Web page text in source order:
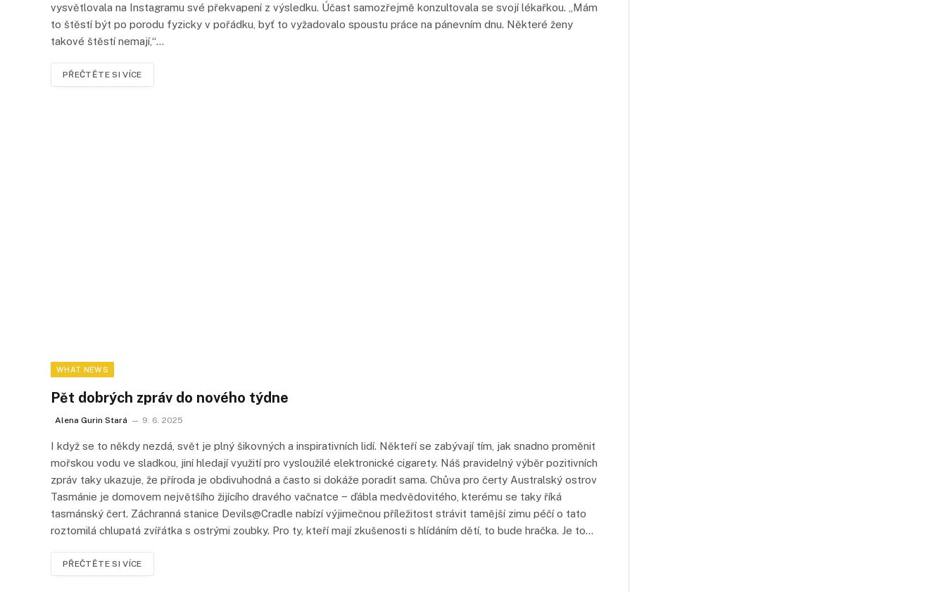
vysvětlovala na Instagramu své překvapení z výsledku. Účast samozřejmě konzultovala se svojí lékařkou. „Mám
to štěstí být po porodu fyzicky v pořádku, byť to vyžadovalo spoustu práce na pánevním dnu. Některé ženy
takové štěstí nemají,“…
PŘEČTĚTE SI VÍCE
WHAT NEWS
Pět dobrých zpráv do nového týdne
Alena Gurin Stará 9. 6. 2025
I když se to někdy nezdá, svět je plný šikovných a inspirativních lidí. Někteří se zabývají tím, jak snadno proměnit
mořskou vodu ve sladkou, jiní hledají využití pro vysloužilé elektronické cigarety. Náš pravidelný výběr pozitivních
zpráv taky ukazuje, že příroda je obdivuhodná a často si dokáže poradit sama. Chůva pro čerty Australský ostrov
Tasmánie je domovem největšího žijícího dravého vačnatce ‒ ďábla medvědovitého, kterému se taky říká
tasmánský čert. Záchranná stanice Devils@Cradle nabízí výjimečnou příležitost strávit tamější zimu péčí o tato
roztomilá chlupatá zvířátka s ostrými zoubky. Pro ty, kteří mají zkušenosti s hlídáním dětí, to bude hračka. Je to…
PŘEČTĚTE SI VÍCE